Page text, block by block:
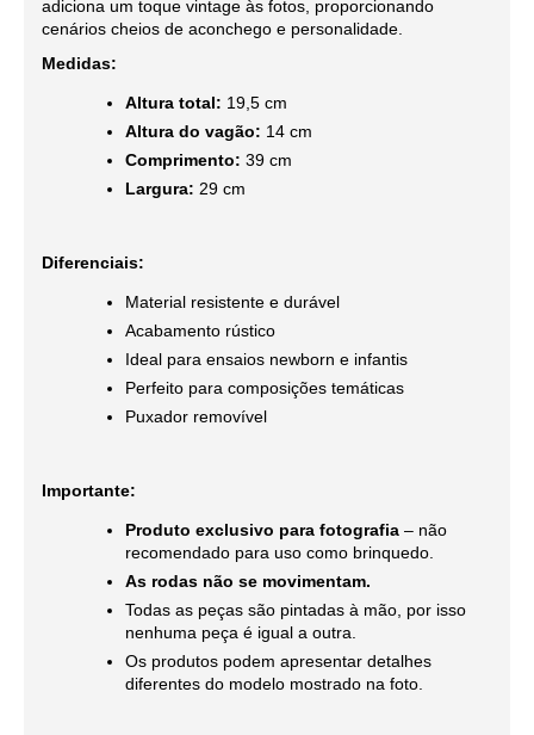
adiciona um toque vintage às fotos, proporcionando
cenários cheios de aconchego e personalidade.
Medidas:
Altura total: 19,5 cm
Altura do vagão: 14 cm
Comprimento: 39 cm
Largura: 29 cm
Diferenciais:
Material resistente e durável
Acabamento rústico
Ideal para ensaios newborn e infantis
Perfeito para composições temáticas
Puxador removível
Importante:
Produto exclusivo para fotografia – não
recomendado para uso como brinquedo.
As rodas não se movimentam.
Todas as peças são pintadas à mão, por isso
nenhuma peça é igual a outra.
Os produtos podem apresentar detalhes
diferentes do modelo mostrado na foto.